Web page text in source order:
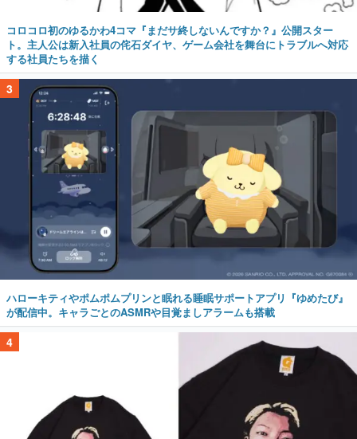
コロコロ初のゆるかわ4コマ『まだサ終しないんですか？』公開スター
ト。主人公は新入社員の侘石ダイヤ、ゲーム会社を舞台にトラブルへ対応
する社員たちを描く
3
ハローキティやポムポムプリンと眠れる睡眠サポートアプリ『ゆめたび』
が配信中。キャラごとのASMRや目覚ましアラームも搭載
4